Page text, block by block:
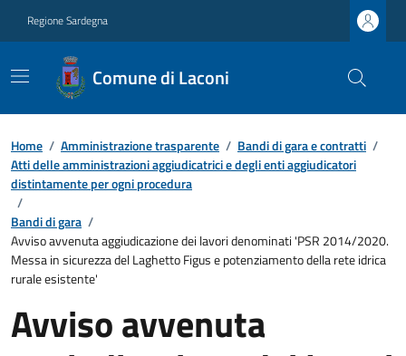
Regione Sardegna
Comune di Laconi
Home / Amministrazione trasparente / Bandi di gara e contratti /
Atti delle amministrazioni aggiudicatrici e degli enti aggiudicatori
distintamente per ogni procedura
/
Bandi di gara /
Avviso avvenuta aggiudicazione dei lavori denominati 'PSR 2014/2020.
Messa in sicurezza del Laghetto Figus e potenziamento della rete idrica
rurale esistente'
Avviso avvenuta